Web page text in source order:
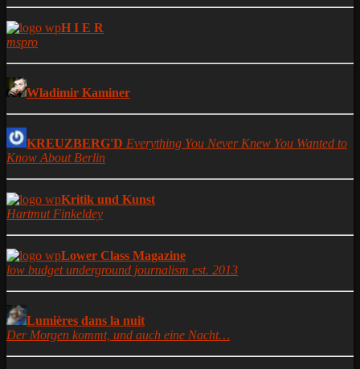
H I E R
mspro
Wladimir Kaminer
KREUZBERG'D Everything You Never Knew You Wanted to
Know About Berlin
Kritik und Kunst
Hartmut Finkeldey
Lower Class Magazine
low budget underground journalism est. 2013
Lumières dans la nuit
Der Morgen kommt, und auch eine Nacht…